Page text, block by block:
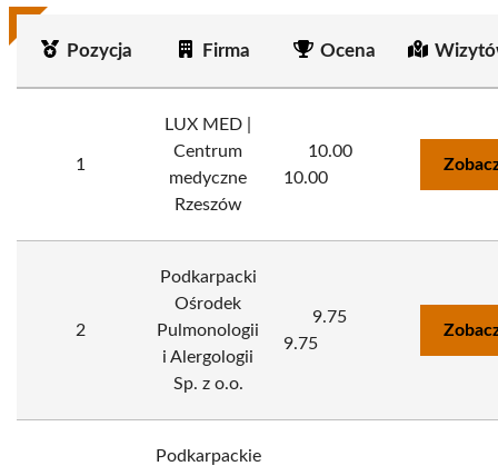
Pozycja Firma Ocena
1
LUX MED |
Centrum
medyczne
Rzeszów
10.00
10.00
2
Podkarpacki
Ośrodek
Pulmonologii
i Alergologii
Sp. z o.o.
9.75
9.75
Podkarpackie